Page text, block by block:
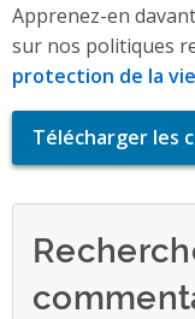
Apprenez-en
sur nos politiques
protection de la
Télécharger les